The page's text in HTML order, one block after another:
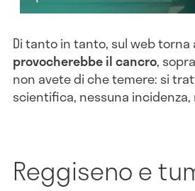
Di tanto in tanto, sul web torna
provocherebbe il cancro,
non avete di che temere: si
scientifica, nessuna
Reggiseno e